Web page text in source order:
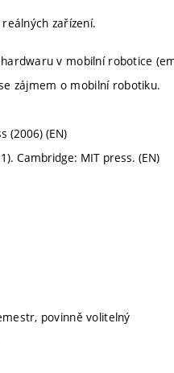
zařízení.
v mobilní robotice
zájmem o mobilní robotiku.
(2006) (EN)
Cambridge: MIT press. (EN)
povinně volitelný